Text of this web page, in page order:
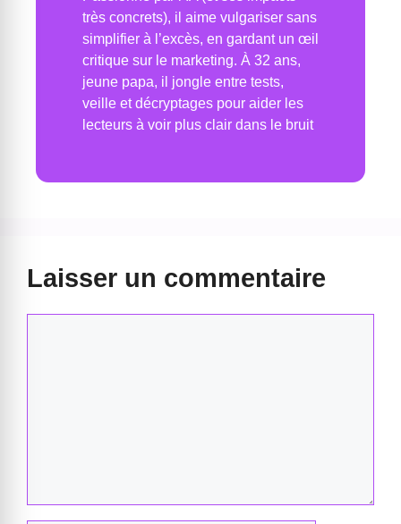
très concrets), il aime vulgariser sans
simplifier à l’excès, en gardant un œil
critique sur le marketing. À 32 ans,
jeune papa, il jongle entre tests,
veille et décryptages pour aider les
lecteurs à voir plus clair dans le bruit
Laisser un commentaire